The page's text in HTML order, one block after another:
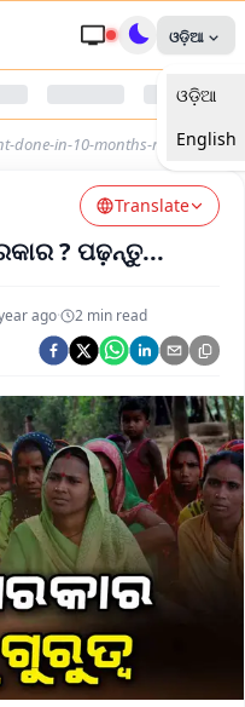
Apna Desh
ଓଡ଼ିଆ
ଓଡ଼ିଆ
English
done-in-10-months-read
Translate
? ପଢ଼ନ୍ତୁ...
ago· 2 min read